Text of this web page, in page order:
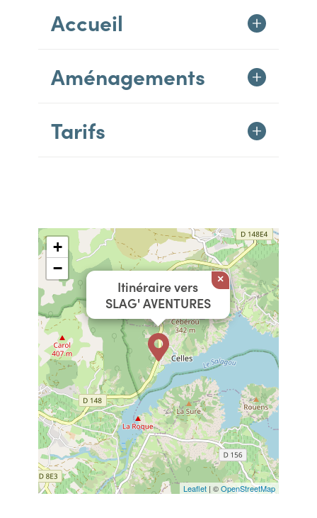
Accueil
Aménagements
Tarifs
Itinéraire vers
SLAG' AVENTURES
×
+
−
Leaflet | ©OpenStreetMap